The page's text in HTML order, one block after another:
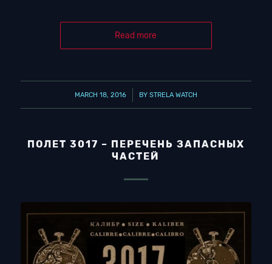
Read more
MARCH 18, 2016
/ BY STRELA WATCH
ПОЛЕТ 3017 – ПЕРЕЧЕНЬ ЗАПАСНЫХ
ЧАСТЕЙ